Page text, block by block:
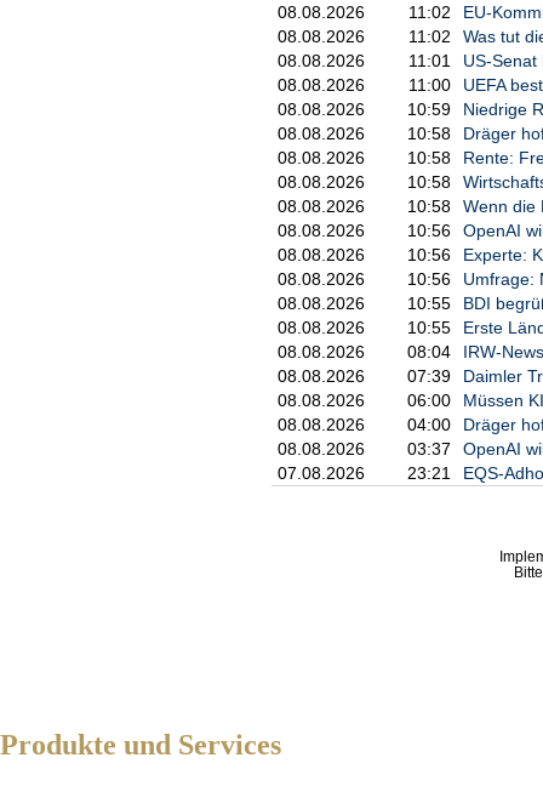
08.08.2026
11:02
EU-
08.08.2026
11:02
Was tut
08.08.2026
11:01
US-
08.08.2026
11:00
UEFA
08.08.2026
10:59
Niedrige
08.08.2026
10:58
Dräger
08.08.2026
10:58
Rente:
08.08.2026
10:58
08.08.2026
10:58
Wenn die
08.08.2026
10:56
OpenAI
08.08.2026
10:56
Experte:
08.08.2026
10:56
Umfrage:
08.08.2026
10:55
BDI
08.08.2026
10:55
Erste
08.08.2026
08:04
IRW-
08.08.2026
07:39
Daimler
08.08.2026
06:00
Müssen
08.08.2026
04:00
Dräger
08.08.2026
03:37
OpenAI
07.08.2026
23:21 EQS-
Produkte und Services